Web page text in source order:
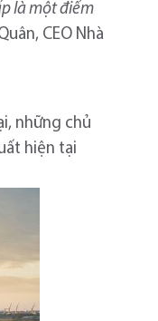
là một điểm
CEO Nhà
những chủ
hiện tại